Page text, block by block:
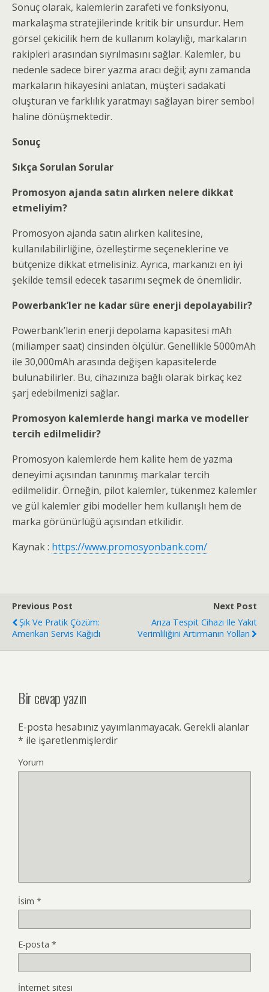
Sonuç olarak, kalemlerin zarafeti ve fonksiyonu,
markalaşma stratejilerinde kritik bir unsurdur. Hem
görsel çekicilik hem de kullanım kolaylığı, markaların
rakipleri arasından sıyrılmasını sağlar. Kalemler, bu
nedenle sadece birer yazma aracı değil; aynı zamanda
markaların hikayesini anlatan, müşteri sadakati
oluşturan ve farklılık yaratmayı sağlayan birer sembol
haline dönüşmektedir.
Sonuç
Sıkça Sorulan Sorular
Promosyon ajanda satın alırken nelere dikkat
etmeliyim?
Promosyon ajanda satın alırken kalitesine,
kullanılabilirliğine, özelleştirme seçeneklerine ve
bütçenize dikkat etmelisiniz. Ayrıca, markanızı en iyi
şekilde temsil edecek tasarımı seçmek de önemlidir.
Powerbank’ler ne kadar süre enerji depolayabilir?
Powerbank’lerin enerji depolama kapasitesi mAh
(miliamper saat) cinsinden ölçülür. Genellikle 5000mAh
ile 30,000mAh arasında değişen kapasitelerde
bulunabilirler. Bu, cihazınıza bağlı olarak birkaç kez
şarj edebilmenizi sağlar.
Promosyon kalemlerde hangi marka ve modeller
tercih edilmelidir?
Promosyon kalemlerde hem kalite hem de yazma
deneyimi açısından tanınmış markalar tercih
edilmelidir. Örneğin, pilot kalemler, tükenmez kalemler
ve gül kalemler gibi modeller hem kullanışlı hem de
marka görünürlüğü açısından etkilidir.
Kaynak : https://www.promosyonbank.com/
Previous Post
Şık Ve Pratik Çözüm:
Amerikan Servis Kağıdı
Next Post
Arıza Tespit Cihazı Ile Yakıt
Verimliliğini Artırmanın Yolları
Bir cevap yazın
E-posta hesabınız yayımlanmayacak. Gerekli alanlar
* ile işaretlenmişlerdir
Yorum
İsim *
E-posta *
İnternet sitesi